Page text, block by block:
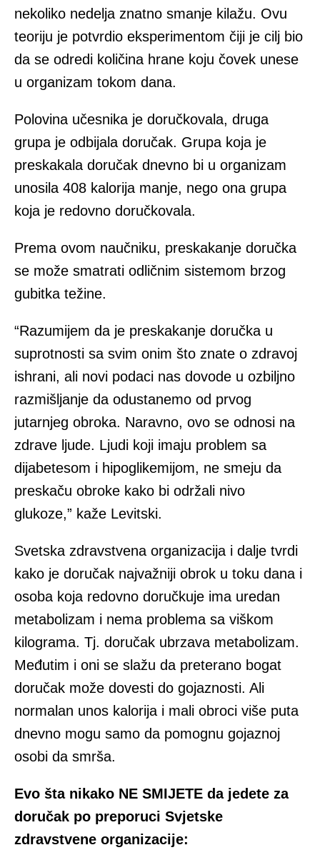
nekoliko nedelja znatno smanje kilažu. Ovu
teoriju je potvrdio eksperimentom čiji je cilj bio
da se odredi količina hrane koju čovek unese
u organizam tokom dana.
Polovina učesnika je doručkovala, druga
grupa je odbijala doručak. Grupa koja je
preskakala doručak dnevno bi u organizam
unosila 408 kalorija manje, nego ona grupa
koja je redovno doručkovala.
Prema ovom naučniku, preskakanje doručka
se može smatrati odličnim sistemom brzog
gubitka težine.
“Razumijem da je preskakanje doručka u
suprotnosti sa svim onim što znate o zdravoj
ishrani, ali novi podaci nas dovode u ozbiljno
razmišljanje da odustanemo od prvog
jutarnjeg obroka. Naravno, ovo se odnosi na
zdrave ljude. Ljudi koji imaju problem sa
dijabetesom i hipoglikemijom, ne smeju da
preskaču obroke kako bi održali nivo
glukoze,” kaže Levitski.
Svetska zdravstvena organizacija i dalje tvrdi
kako je doručak najvažniji obrok u toku dana i
osoba koja redovno doručkuje ima uredan
metabolizam i nema problema sa viškom
kilograma. Tj. doručak ubrzava metabolizam.
Međutim i oni se slažu da preterano bogat
doručak može dovesti do gojaznosti. Ali
normalan unos kalorija i mali obroci više puta
dnevno mogu samo da pomognu gojaznoj
osobi da smrša.
Evo šta nikako NE SMIJETE da jedete za
doručak po preporuci Svjetske
zdravstvene organizacije: